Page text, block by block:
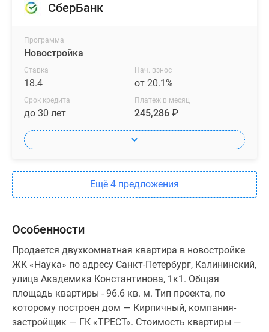
СберБанк
Программа
Новостройка
Ставка
18.4
Нач. взнос
от 20.1%
Срок кредита
до 30 лет
Платеж в месяц
245,286 ₽
Ещё 4 предложения
Особенности
Продается двухкомнатная квартира в новостройке
ЖК «Наука» по адресу Санкт-Петербург, Калининский,
улица Академика Константинова, 1к1. Общая
площадь квартиры - 96.6 кв. м. Тип проекта, по
которому построен дом — Кирпичный, компания-
застройщик — ГК «ТРЕСТ». Стоимость квартиры —